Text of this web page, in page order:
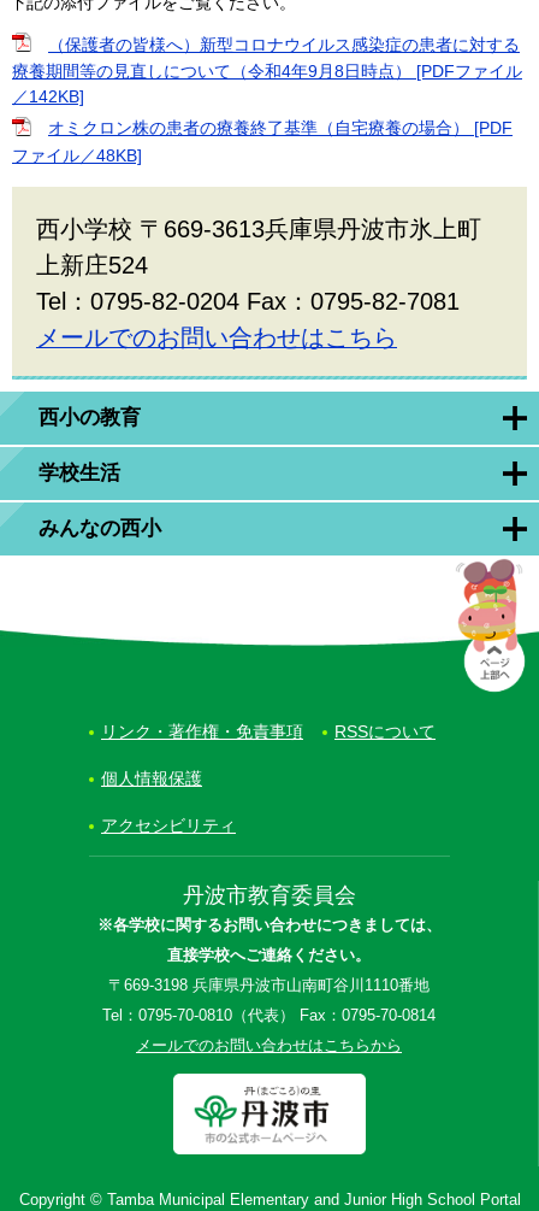
西小の教育
学校生活
みんなの西小
（保護者の皆様へ）新型コロナウイルス感染症の患者に対する
療養期間等の見直しについて（令和4年9月8日時点） [PDFファイル
／142KB]
オミクロン株の患者の療養終了基準（自宅療養の場合） [PDF
ファイル／48KB]
西小学校 〒669-3613兵庫県丹波市氷上町
上新庄524
Tel：0795-82-0204 Fax：0795-82-7081
メールでのお問い合わせはこちら
丹波市教育委員会
※各学校に関するお問い合わせにつきましては、
直接学校へご連絡ください。
〒669-3198 兵庫県丹波市山南町谷川1110番地
Tel：0795-70-0810（代表） Fax：0795-70-0814
メールでのお問い合わせはこちらから
リンク・著作権・免責事項 RSSについて
個人情報保護
アクセシビリティ
Copyright © Tamba Municipal Elementary and Junior High School Portal